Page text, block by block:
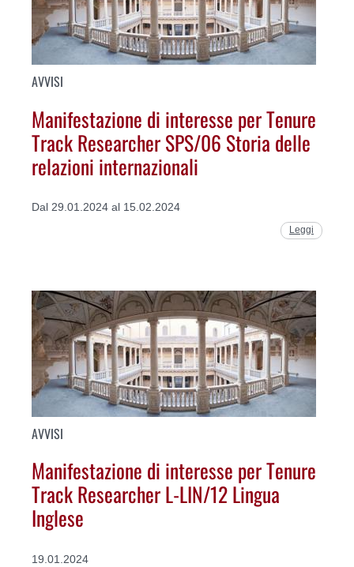
AVVISI
Manifestazione di interesse per Tenure
Track Researcher SPS/06 Storia delle
relazioni internazionali
Dal 29.01.2024 al 15.02.2024
Leggi
AVVISI
Manifestazione di interesse per Tenure
Track Researcher L-LIN/12 Lingua
Inglese
19.01.2024